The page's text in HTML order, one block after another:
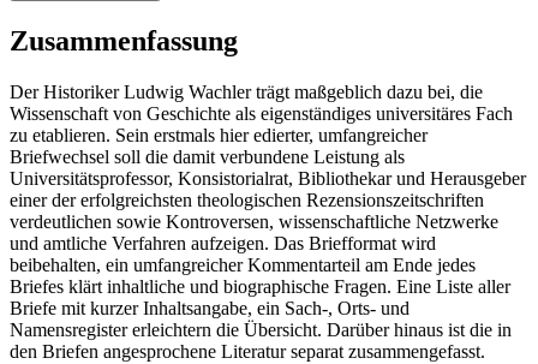
Zusammenfassung
Der Historiker Ludwig Wachler trägt maßgeblich dazu bei, die
Wissenschaft von Geschichte als eigenständiges universitäres Fach
zu etablieren. Sein erstmals hier edierter, umfangreicher
Briefwechsel soll die damit verbundene Leistung als
Universitätsprofessor, Konsistorialrat, Bibliothekar und Herausgeber
einer der erfolgreichsten theologischen Rezensionszeitschriften
verdeutlichen sowie Kontroversen, wissenschaftliche Netzwerke
und amtliche Verfahren aufzeigen. Das Briefformat wird
beibehalten, ein umfangreicher Kommentarteil am Ende jedes
Briefes klärt inhaltliche und biographische Fragen. Eine Liste aller
Briefe mit kurzer Inhaltsangabe, ein Sach-, Orts- und
Namensregister erleichtern die Übersicht. Darüber hinaus ist die in
den Briefen angesprochene Literatur separat zusammengefasst.